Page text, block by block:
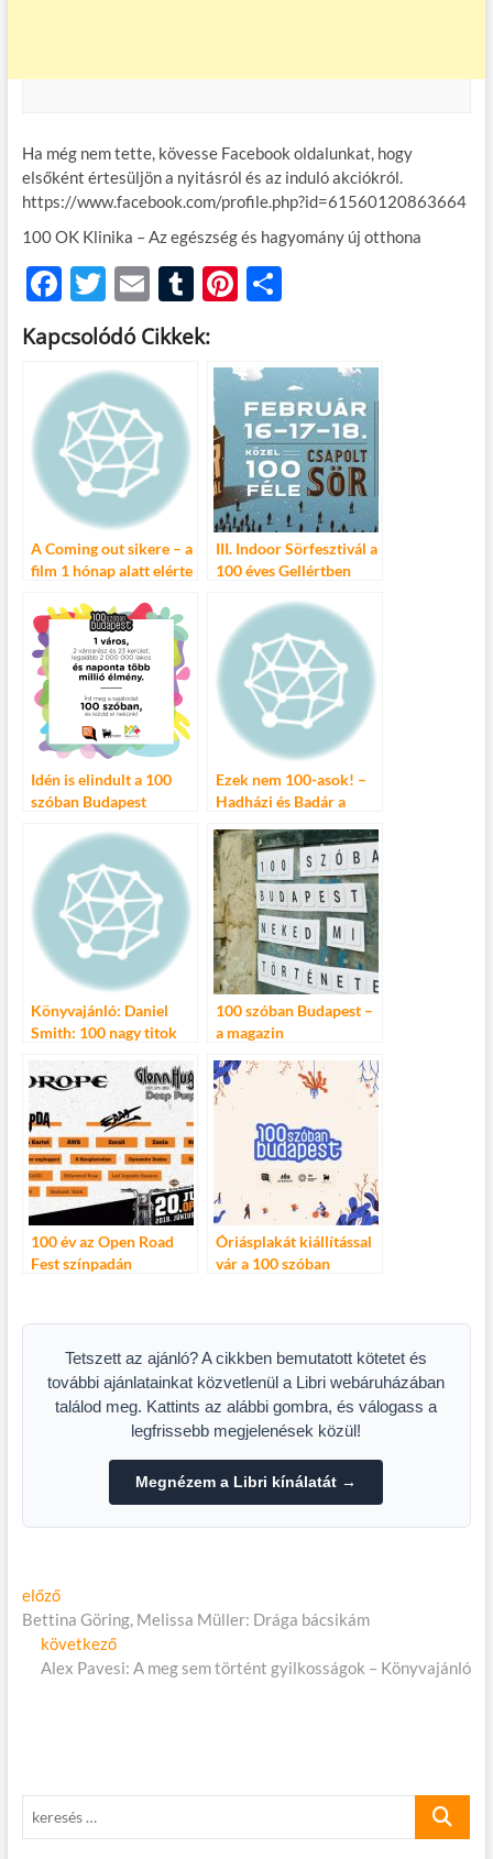
Ha még nem tette, kövesse Facebook oldalunkat, hogy
elsőként értesüljön a nyitásról és az induló akciókról.
https://www.facebook.com/profile.php?id=61560120863664
100 OK Klinika – Az egészség és hagyomány új otthona
F
ac
e
b
o
o
k
T
w
itt
er
E
m
ail
T
u
m
bl
Pi
es
t
O
m
e
g
Kapcsolódó Cikkek:
A Coming out sikere – a
film 1 hónap alatt elérte
III. Indoor Sörfesztivál a
100 éves Gellértben
Idén is elindult a 100
szóban Budapest
Ezek nem 100-asok! –
Hadházi és Badár a
Könyvajánló: Daniel
Smith: 100 nagy titok
100 szóban Budapest –
a magazin
írásával!
100 év az Open Road
Fest színpadán
Óriásplakát kiállítással
vár a 100 szóban
Tetszett az ajánló? A cikkben bemutatott kötetet és
további ajánlatainkat közvetlenül a Libri webáruházában
találod meg. Kattints az alábbi gombra, és válogass a
legfrissebb megjelenések közül!
Megnézem a Libri kínálatát →
Bejegyzés
navigáció
előzőElőző
cikk:
Bettina Göring, Melissa Müller: Drága bácsikám
következőKövetkező
cikk:
Alex Pavesi: A meg sem történt gyilkosságok – Könyvajánló
keresés